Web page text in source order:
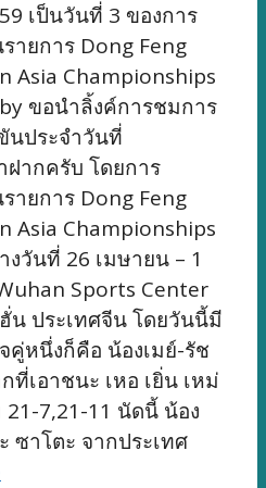
เป็นวันที่ 3 ของการ
ยการ Dong Feng
Asia Championships
ขอนำลิ้งค์การชมการ
นประจำวันที่
ฝากครับ โดยการ
ยการ Dong Feng
Asia Championships
วันที่ 26 เมษายน – 1
Sports Center
น ประเทศจีน โดยวันนี้มี
หนึ่งก็คือ น้องเมย์-รัช
เอาชนะ เหอ เยิ่น เหม่
21-7,21-11 นัดนี้ น้อง
ซาโตะ จากประเทศ